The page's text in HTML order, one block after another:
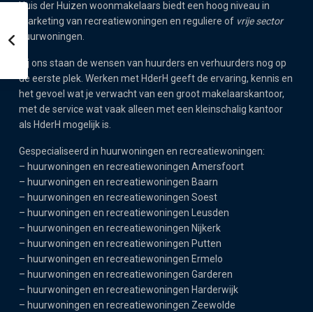
Huis der Huizen woonmakelaars biedt een hoog niveau in
marketing van recreatiewoningen en reguliere of vrije sector
huurwoningen.
Bij ons staan de wensen van huurders en verhuurders nog op
de eerste plek. Werken met HderH geeft de ervaring, kennis en
het gevoel wat je verwacht van een groot makelaarskantoor,
met de service wat vaak alleen met een kleinschalig kantoor
als HderH mogelijk is.
Gespecialiseerd in huurwoningen en recreatiewoningen:
– huurwoningen en recreatiewoningen Amersfoort
– huurwoningen en recreatiewoningen Baarn
– huurwoningen en recreatiewoningen Soest
– huurwoningen en recreatiewoningen Leusden
– huurwoningen en recreatiewoningen Nijkerk
– huurwoningen en recreatiewoningen Putten
– huurwoningen en recreatiewoningen Ermelo
– huurwoningen en recreatiewoningen Garderen
– huurwoningen en recreatiewoningen Harderwijk
– huurwoningen en recreatiewoningen Zeewolde